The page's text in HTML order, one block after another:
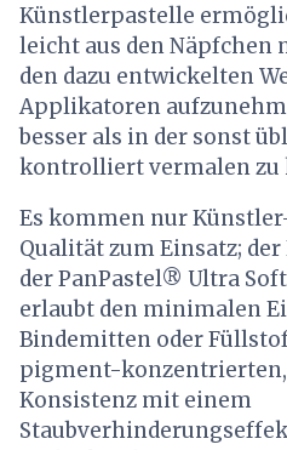
Künstlerpastelle
leicht aus den Näpfchen
den dazu entwickelten
Applikatoren
besser als in der sonst
kontrolliert vermalen zu
Es kommen nur
Qualität zum Einsatz;
der PanPastel® Ultra
erlaubt den minimalen
Bindemitten oder
pigment-
Konsistenz mit einem